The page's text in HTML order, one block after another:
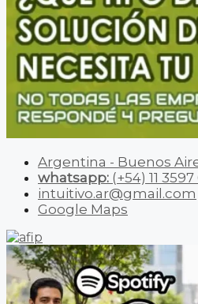
Argentina - Buenos
whatsapp: (+54) 11 3597
intuitivo.ar@gmail.com
Google Maps